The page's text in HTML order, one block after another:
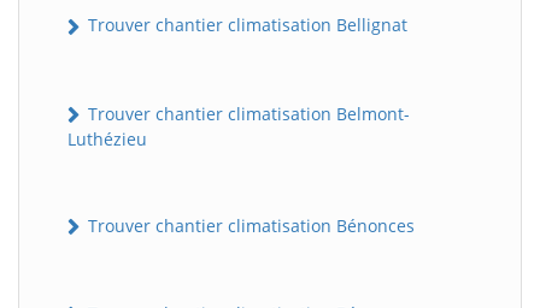
Trouver chantier climatisation Bellignat
Trouver chantier climatisation Belmont-
Luthézieu
Trouver chantier climatisation Bénonces